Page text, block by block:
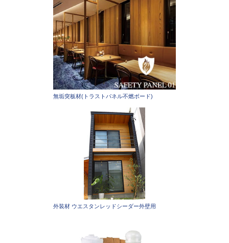
無垢突板材(トラストパネル不燃ボード)
外装材 ウエスタンレッドシーダー外壁用